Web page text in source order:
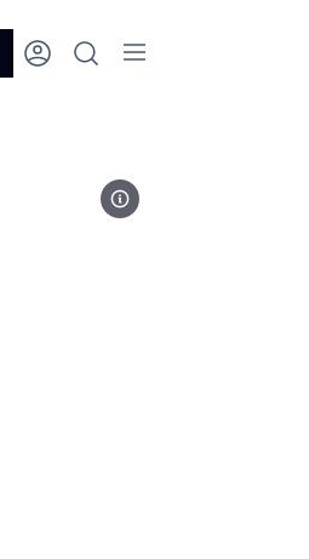
Fotó: Sebestyén László